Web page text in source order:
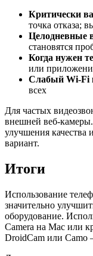
Критически
точка отказа;
Целодневные
становятся
Когда нужен
или
Слабый Wi-Fi
всех
Для частых
внешней веб-
улучшения
вариант.
Итоги
Использование
значительно
оборудование.
Camera на Mac или
DroidCam или Camo